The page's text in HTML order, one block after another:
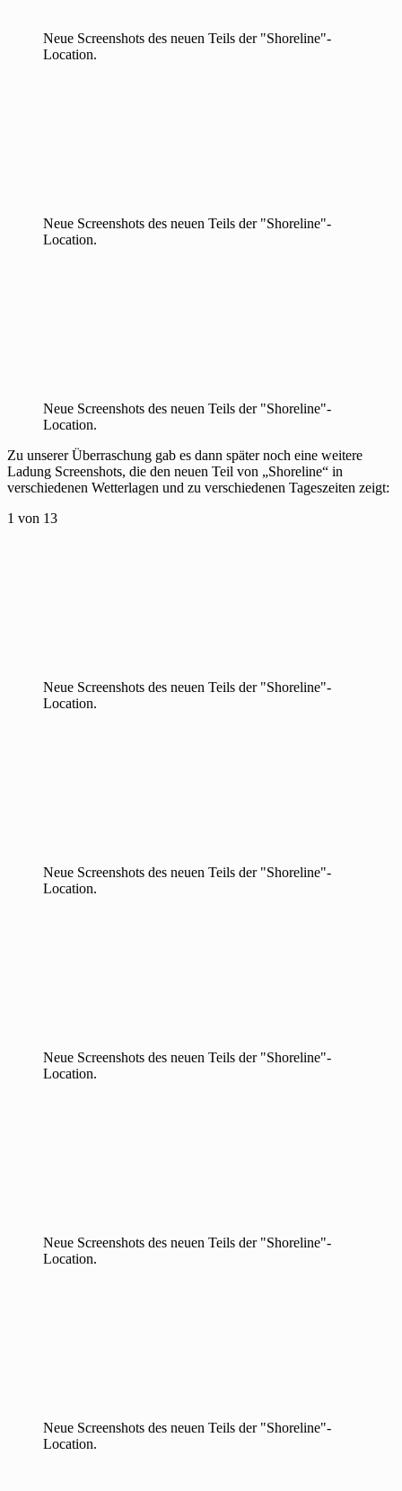
Neue Screenshots des neuen Teils der "Shoreline"-
Location.
Neue Screenshots des neuen Teils der "Shoreline"-
Location.
Neue Screenshots des neuen Teils der "Shoreline"-
Location.
Zu unserer Überraschung gab es dann später noch eine weitere
Ladung Screenshots, die den neuen Teil von „Shoreline“ in
verschiedenen Wetterlagen und zu verschiedenen Tageszeiten zeigt:
1 von 13
Neue Screenshots des neuen Teils der "Shoreline"-
Location.
Neue Screenshots des neuen Teils der "Shoreline"-
Location.
Neue Screenshots des neuen Teils der "Shoreline"-
Location.
Neue Screenshots des neuen Teils der "Shoreline"-
Location.
Neue Screenshots des neuen Teils der "Shoreline"-
Location.